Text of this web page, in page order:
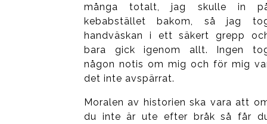
många totalt, jag skulle in
kebabstället bakom, så jag
handväskan i ett säkert grepp
bara gick igenom allt. Ingen
någon notis om mig och för mig
det inte avspärrat.
Moralen av historien ska vara att
du inte är ute efter bråk så får